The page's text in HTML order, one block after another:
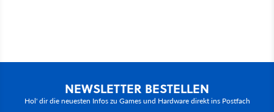
NEWSLETTER BESTELLEN
Hol' dir die neuesten Infos zu Games und Hardware direkt ins Postfach